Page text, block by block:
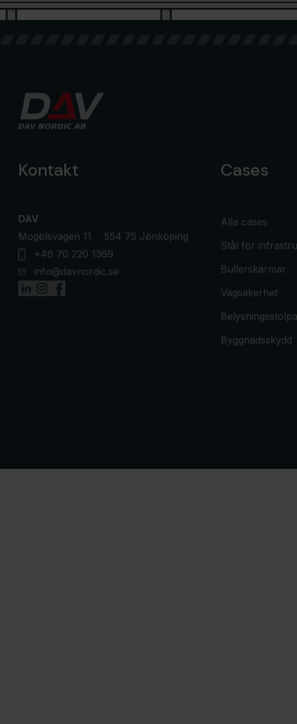
Kontakt
DAV
Mogölsvägen 11
554 75 Jönköping
+46 70 220 1369
info@davnordic.se
Cases
Alla cases
​Stål för
​Bullerskärmar
Vägsäkerhet
Byggnadsskydd